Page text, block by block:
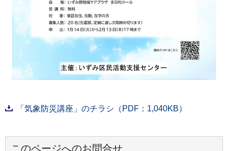
「気象防災講座」のチラシ（PDF：1,040KB）
このページへのお問合せ